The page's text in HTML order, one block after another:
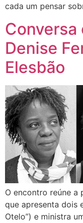
cada um pensar
Conversa
Denise
Elesbão
O encontro reúne a
que apresenta dois
Otelo”) e ministra